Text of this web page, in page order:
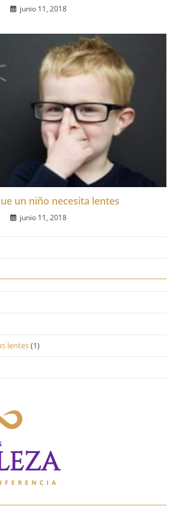
junio 11, 2018
un niño necesita lentes
junio 11, 2018
lentes(1)